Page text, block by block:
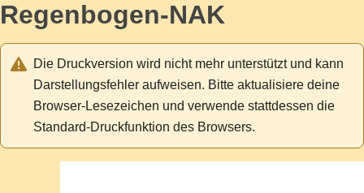
Regenbogen-NAK
Die Druckversion wird nicht mehr unterstützt und kann
Darstellungsfehler aufweisen. Bitte aktualisiere deine
Browser-Lesezeichen und verwende stattdessen die
Standard-Druckfunktion des Browsers.